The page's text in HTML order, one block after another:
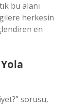
bu alanı
herkesin
en
sorusu,